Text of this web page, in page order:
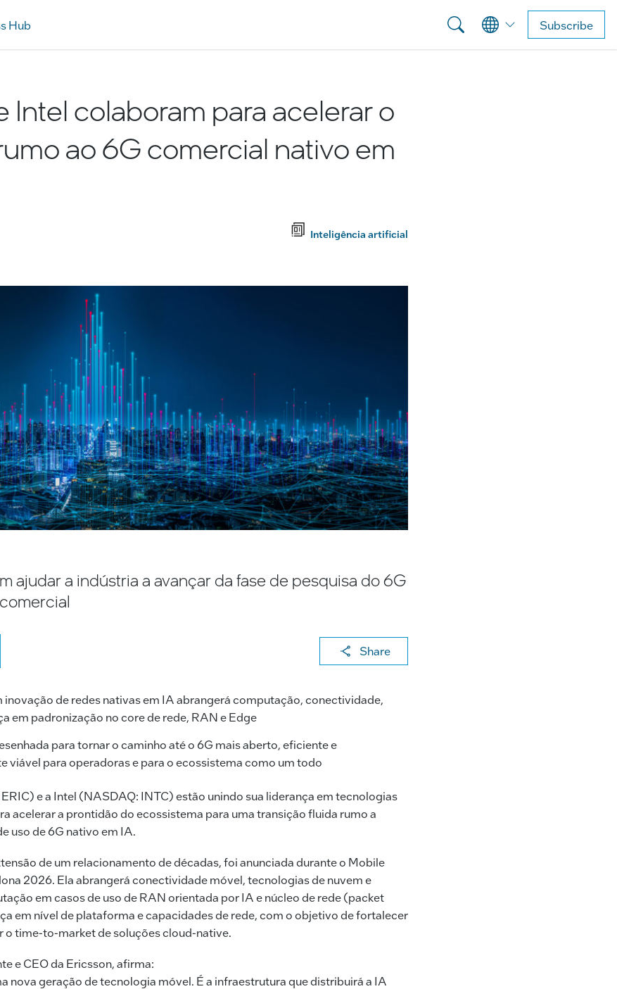
Hub Subscribe
Intel colaboram para acelerar o
ao 6G comercial nativo em
Inteligência artificial
ajudar a indústria a avançar da fase de pesquisa do 6G
Share
X
a
k
inovação de redes nativas em IA abrangerá computação, conectividade,
em padronização no core de rede, RAN e Edge
para tornar o caminho até o 6G mais aberto, eficiente e
viável para operadoras e para o ecossistema como um todo
e a Intel (NASDAQ: INTC) estão unindo sua liderança em tecnologias
acelerar a prontidão do ecossistema para uma transição fluida rumo a
uso de 6G nativo em IA.
de um relacionamento de décadas, foi anunciada durante o Mobile
2026. Ela abrangerá conectividade móvel, tecnologias de nuvem e
em casos de uso de RAN orientada por IA e núcleo de rede (packet
em nível de plataforma e capacidades de rede, com o objetivo de fortalecer
o time-to-market de soluções cloud-native.
e CEO da Ericsson, afirma:
nova geração de tecnologia móvel. É a infraestrutura que distribuirá a IA